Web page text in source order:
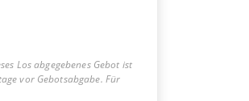
Los abgegebenes Gebot ist
vor Gebotsabgabe. Für